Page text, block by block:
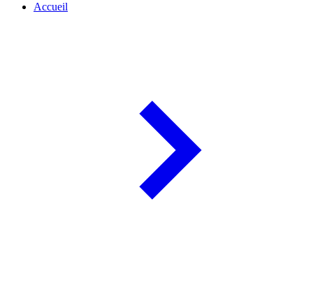
Accueil